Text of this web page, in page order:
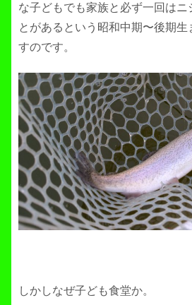
な子どもでも家族と必ず一回はニ
とがあるという昭和中期〜後期
すのです。
しかしなぜ子ども食堂か。